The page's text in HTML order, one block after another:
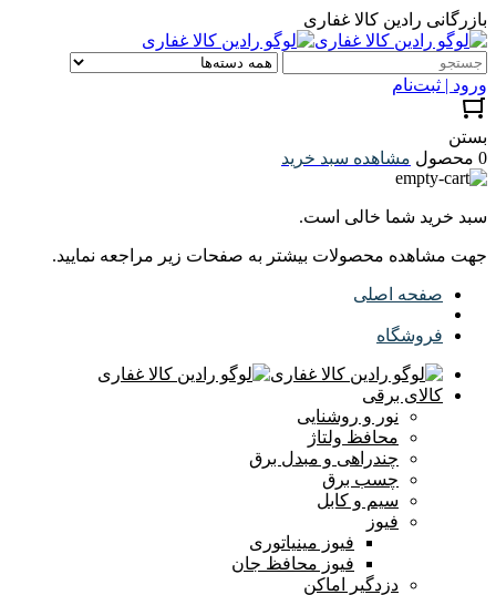
بازرگانی رادین کالا غفاری
ورود | ثبت‌نام
بستن
0 محصول
مشاهده سبد خرید
سبد خرید شما خالی است.
جهت مشاهده محصولات بیشتر به صفحات زیر مراجعه نمایید.
صفحه اصلی
فروشگاه
کالای برقی
نور و روشنایی
محافظ ولتاژ
چندراهی و مبدل برق
چسب برق
سیم و کابل
فیوز
فیوز مینیاتوری
فیوز محافظ جان
دزدگیر اماکن